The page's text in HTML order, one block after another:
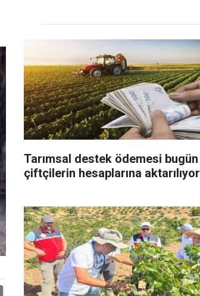
Tarımsal destek ödemesi bugün
çiftçilerin hesaplarına aktarılıyor